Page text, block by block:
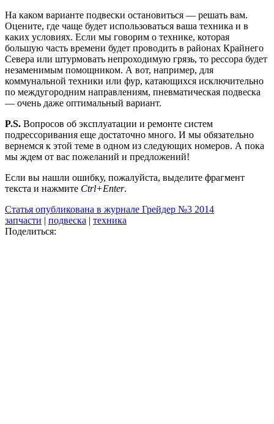
На каком варианте подвески остановиться — решать вам.
Оцените, где чаще будет использоваться ваша техника и в
каких условиях. Если мы говорим о технике, которая
большую часть времени будет проводить в районах Крайнего
Севера или штурмовать непроходимую грязь, то рессора будет
незаменимым помощником. А вот, например, для
коммунальной техники или фур, катающихся исключительно
по междугородним направлениям, пневматическая подвеска
— очень даже оптимальный вариант.
P.S. Вопросов об эксплуатации и ремонте систем
подрессоривания еще достаточно много. И мы обязательно
вернемся к этой теме в одном из следующих номеров. А пока
мы ждем от вас пожеланий и предложений!
Если вы нашли ошибку, пожалуйста, выделите фрагмент
текста и нажмите Ctrl+Enter.
Статья опубликована в журнале Грейдер №3 2014
запчасти | подвеска | техника
Поделиться: